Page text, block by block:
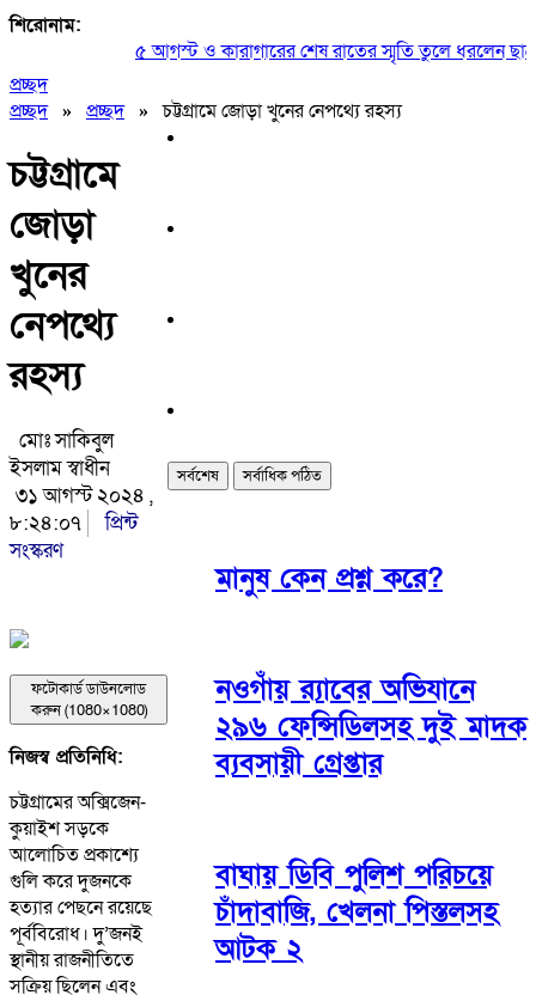
শিরোনাম:
৫ আগস্ট ও কারাগারের শেষ রাতের স্মৃতি তুলে ধরলেন
প্রচ্ছদ
প্রচ্ছদ» প্রচ্ছদ»চট্টগ্রামে জোড়া খুনের নেপথ্যে রহস্য
চট্টগ্রামে
জোড়া
খুনের
নেপথ্যে
রহস্য
মোঃ সাকিবুল
ইসলাম স্বাধীন
৩১ আগস্ট ২০২৪ ,
৮:২৪:০৭
প্রিন্ট
সংস্করণ
ফটোকার্ড ডাউনলোড
করুন (1080×1080)
নিজস্ব প্রতিনিধি:
চট্টগ্রামের অক্সিজেন-
কুয়াইশ সড়কে
আলোচিত প্রকাশ্যে
গুলি করে দুজনকে
হত্যার পেছনে রয়েছে
পূর্ববিরোধ। দু’জনই
স্থানীয় রাজনীতিতে
সক্রিয় ছিলেন এবং
সর্বশেষ সর্বাধিক পঠিত
মানুষ কেন প্রশ্ন করে?
নওগাঁয় র‌্যাবের অভিযানে
২৯৬ ফেন্সিডিলসহ দুই মাদক
ব্যবসায়ী গ্রেপ্তার
বাঘায় ডিবি পুলিশ পরিচয়ে
চাঁদাবাজি, খেলনা পিস্তলসহ
আটক ২